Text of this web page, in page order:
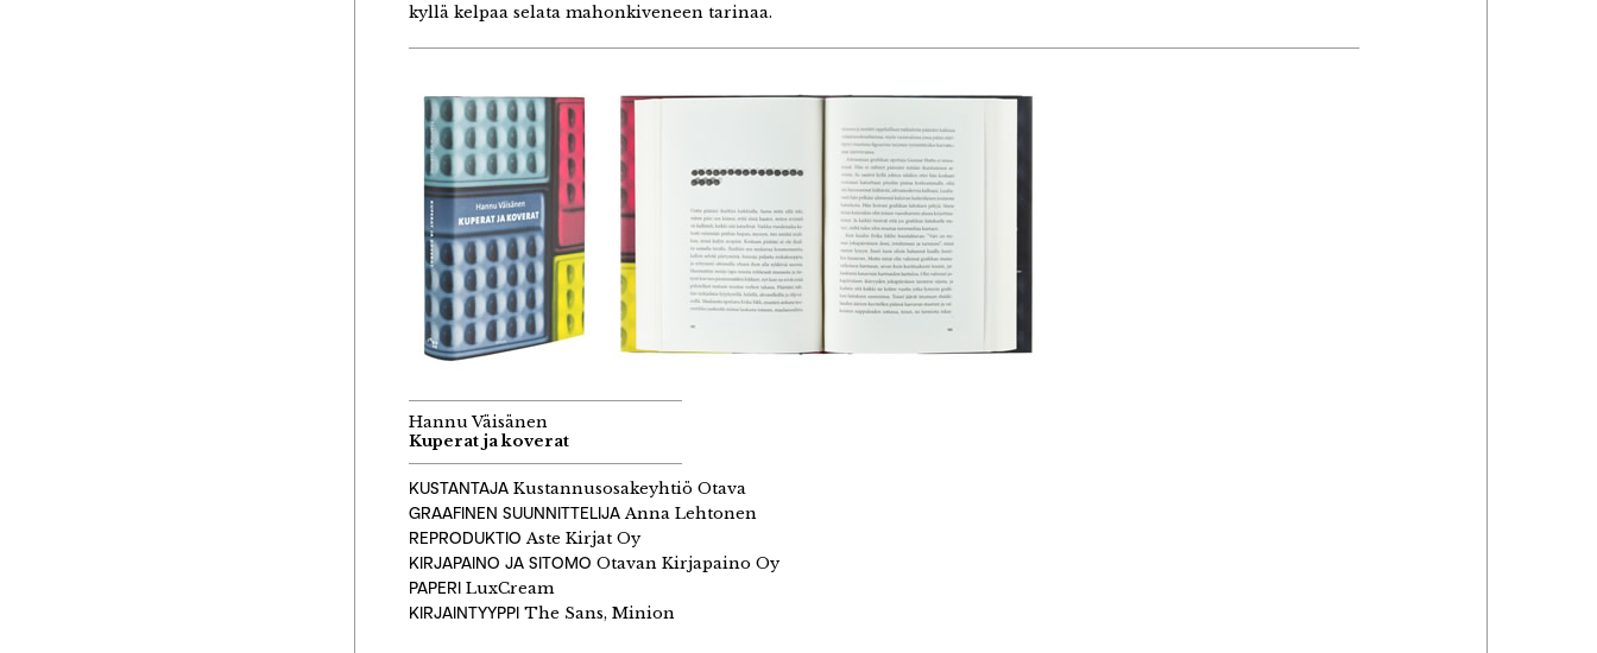
kyllä kelpaa selata mahonkiveneen tarinaa.
Hannu Väisänen
Kuperat ja koverat
KUSTANTAJA Kustannusosakeyhtiö Otava
GRAAFINEN SUUNNITTELIJAAnna Lehtonen
REPRODUKTIO Aste Kirjat Oy
KIRJAPAINO JA SITOMO Otavan Kirjapaino Oy
PAPERI LuxCream
KIRJAINTYYPPI The Sans, Minion